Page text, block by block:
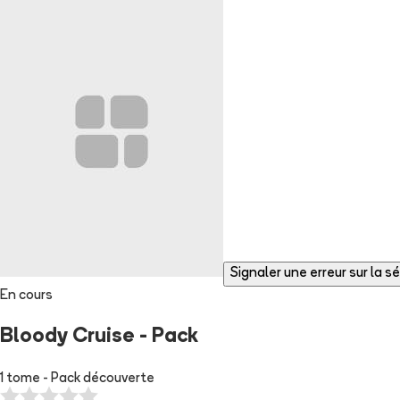
Signaler une erreur sur la
En cours
Bloody Cruise - Pack
1 tome - Pack découverte